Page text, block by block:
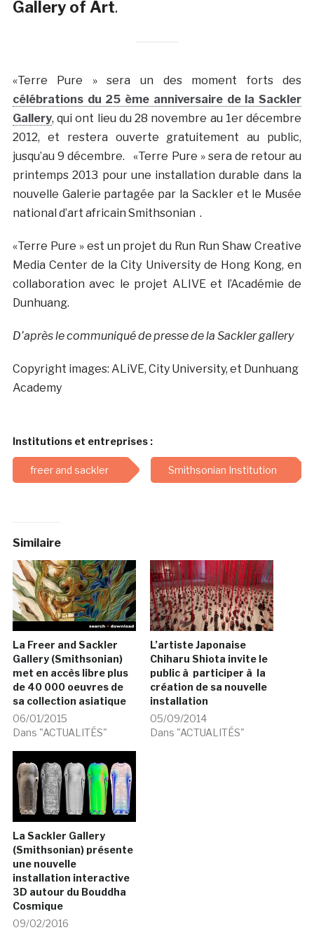
Gallery of Art.
«Terre Pure » sera un des moment forts des
célébrations du 25 ème anniversaire de la Sackler
Gallery, qui ont lieu du 28 novembre au 1er décembre
2012, et restera ouverte gratuitement au public,
jusqu’au 9 décembre. «Terre Pure » sera de retour au
printemps 2013 pour une installation durable dans la
nouvelle Galerie partagée par la Sackler et le Musée
national d’art africain Smithsonian .
«Terre Pure » est un projet du Run Run Shaw Creative
Media Center de la City University de Hong Kong, en
collaboration avec le projet ALIVE et l’Académie de
Dunhuang.
D’après le communiqué de presse de la Sackler gallery
Copyright images: ALiVE, City University, et Dunhuang
Academy
Institutions et entreprises :
freer and sackler Smithsonian Institution
Similaire
La Freer and Sackler
Gallery (Smithsonian)
met en accès libre plus
de 40 000 oeuvres de
sa collection asiatique
06/01/2015
Dans "ACTUALITÉS"
L’artiste Japonaise
Chiharu Shiota invite le
public à participer à la
création de sa nouvelle
installation
05/09/2014
Dans "ACTUALITÉS"
La Sackler Gallery
(Smithsonian) présente
une nouvelle
installation interactive
3D autour du Bouddha
Cosmique
09/02/2016